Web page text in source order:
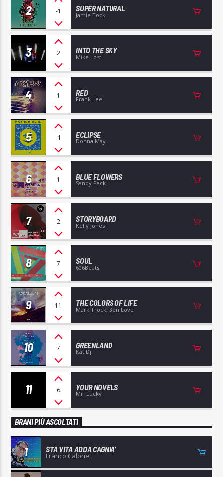
2 -1 SUPER NATURAL
Jamie Tock
3 2 INTO THE SKY
Mike Lost
4 1 RED
Frank Lee
5 -1 ECLIPSE
Donna May
6 1 BLUE FLOWERS
Sandy Pack
7 2 STORYBOARD
Kelly Jones
8 7 SOUL
606Beats
9 11 THE COLORS OF LIFE
Mark Trock, Ben Love
10 7 GREENLAND
Kat Dj
11 6 YOUR NOVELS
Mr. Lucky
BRANI PIÙ ASCOLTATI
1 STA VITA ADDA CAGNIA'
Franco Calone